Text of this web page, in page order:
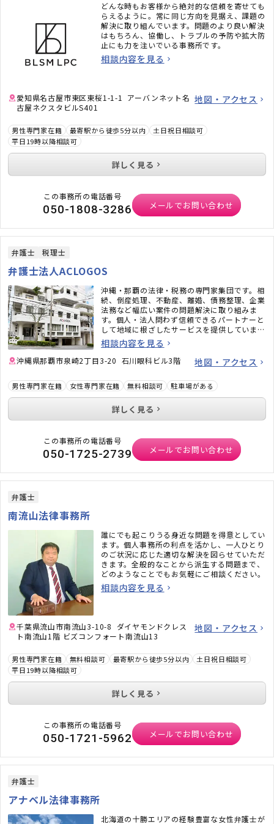
どんな時もお客様から絶対的な信頼を寄せても
らえるように。常に同じ方向を見据え、課題の
解決に取り組んでいます。問題のより良い解決
はもちろん、協働し、トラブルの予防や拡大防
止にも力を注いでいる事務所です。
相談内容を見る
愛知県名古屋市東区東桜1-1-1 アーバンネット名
古屋ネクスタビルS401
地図・アクセス
男性専門家在籍 最寄駅から徒歩5分以内
土日祝日相談可
平日19時以降相談可
詳しく見る
この事務所の電話番号
050-1808-3286 メールでお問い合わせ
弁護士 税理士
弁護士法人ACLOGOS
沖縄・那覇の法律・税務の専門家集団です。相
続、倒産処理、不動産、離婚、債務整理、企業
法務など幅広い案件の問題解決に取り組みま
す。個人・法人問わず信頼できるパートナーと
して地域に根ざしたサービスを提供していま
す。
相談内容を見る
沖縄県那覇市泉崎2丁目3-20 石川眼科ビル3階 地図・アクセス
男性専門家在籍 女性専門家在籍 無料相談可 駐車場がある
詳しく見る
この事務所の電話番号
050-1725-2739 メールでお問い合わせ
弁護士
南流山法律事務所
誰にでも起こりうる身近な問題を得意としてい
ます。個人事務所の利点を活かし、一人ひとり
のご状況に応じた適切な解決を図らせていただ
きます。全般的なことから派生する問題まで、
どのようなことでもお気軽にご相談ください。
相談内容を見る
千葉県流山市南流山3-10-8 ダイヤモンドクレス
ト南流山1階 ビズコンフォート南流山13
地図・アクセス
男性専門家在籍 無料相談可 最寄駅から徒歩5分以内
土日祝日相談可
平日19時以降相談可
詳しく見る
この事務所の電話番号
050-1721-5962 メールでお問い合わせ
弁護士
アナベル法律事務所
北海道の十勝エリアの経験豊富な女性弁護士が